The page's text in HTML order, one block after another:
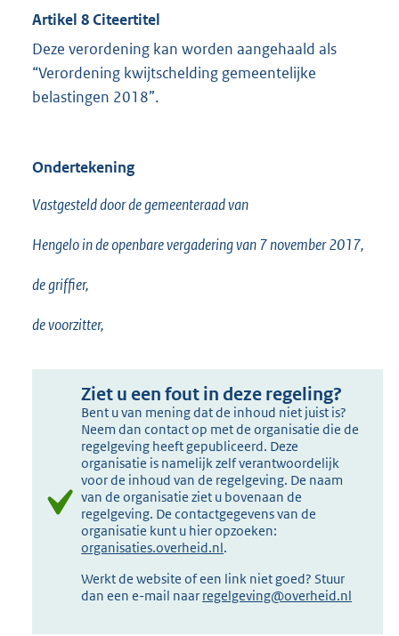
Artikel 8 Citeertitel
Deze verordening kan worden aangehaald als
“Verordening kwijtschelding gemeentelijke
belastingen 2018”.
Ondertekening
Vastgesteld door de gemeenteraad van
Hengelo in de openbare vergadering van 7 november 2017,
de griffier,
de voorzitter,
Ziet u een fout in deze regeling?
Bent u van mening dat de inhoud niet juist is?
Neem dan contact op met de organisatie die de
regelgeving heeft gepubliceerd. Deze
organisatie is namelijk zelf verantwoordelijk
voor de inhoud van de regelgeving. De naam
van de organisatie ziet u bovenaan de
regelgeving. De contactgegevens van de
organisatie kunt u hier opzoeken:
organisaties.overheid.nl.
Werkt de website of een link niet goed? Stuur
dan een e-mail naar regelgeving@overheid.nl